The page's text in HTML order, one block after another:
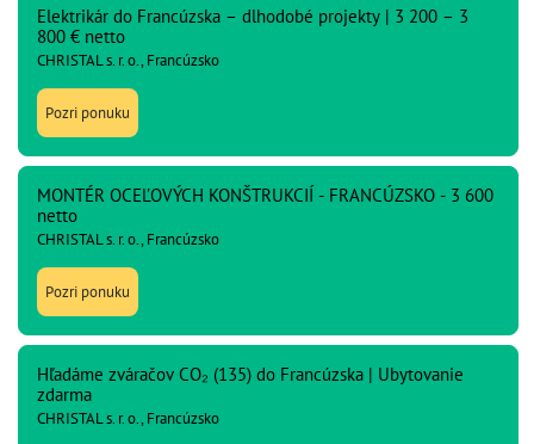
Elektrikár do Francúzska – dlhodobé projekty | 3 200 – 3
800 € netto
CHRISTAL s. r. o., Francúzsko
Pozri ponuku
MONTÉR OCEĽOVÝCH KONŠTRUKCIÍ - FRANCÚZSKO - 3 600
netto
CHRISTAL s. r. o., Francúzsko
Pozri ponuku
Hľadáme zváračov CO₂ (135) do Francúzska | Ubytovanie
zdarma
CHRISTAL s. r. o., Francúzsko